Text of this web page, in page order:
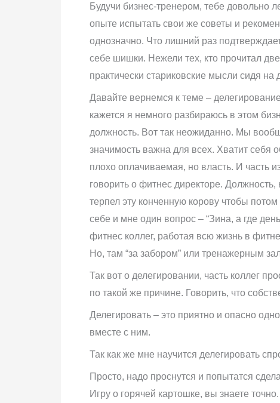
Будучи бизнес-тренером, тебе довольно
опыте испытать свои же советы и
однозначно. Что лишний раз
себе шишки. Нежели тех, кто прочитал
практически стариковские мысли сидя
Давайте вернемся к теме –
кажется я немного разбираюсь в этом
должность. Вот так неожиданно. Мы
значимость важна для всех. Хватит себя
плохо оплачиваемая, но власть. И часть
говорить о фитнес директоре.
терпел эту конченную корову чтобы
себе и мне один вопрос – “Зина, а где
фитнес коллег, работая всю жизнь в
Но, там “за забором” или тренажерным
Так вот о делегировании, часть коллег
по такой же причине. Говорить, что
Делегировать – это приятно и опасно
вместе с ним.
Так как же мне научится делегировать
Просто, надо проснутся и попытатся
Игру о горячей картошке, вы знаете